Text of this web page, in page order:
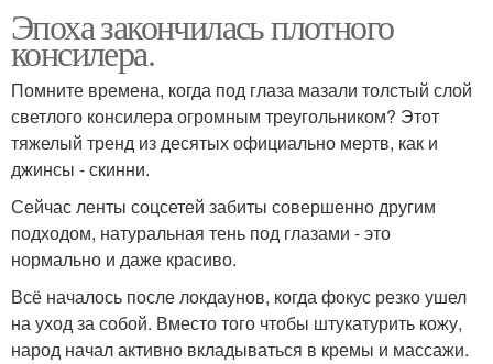
Эпоха закончилась плотного
консилера.
Помните времена, когда под глаза мазали толстый слой
светлого консилера огромным треугольником? Этот
тяжелый тренд из десятых официально мертв, как и
джинсы - скинни.
Сейчас ленты соцсетей забиты совершенно другим
подходом, натуральная тень под глазами - это
нормально и даже красиво.
Всё началось после локдаунов, когда фокус резко ушел
на уход за собой. Вместо того чтобы штукатурить кожу,
народ начал активно вкладываться в кремы и массажи.